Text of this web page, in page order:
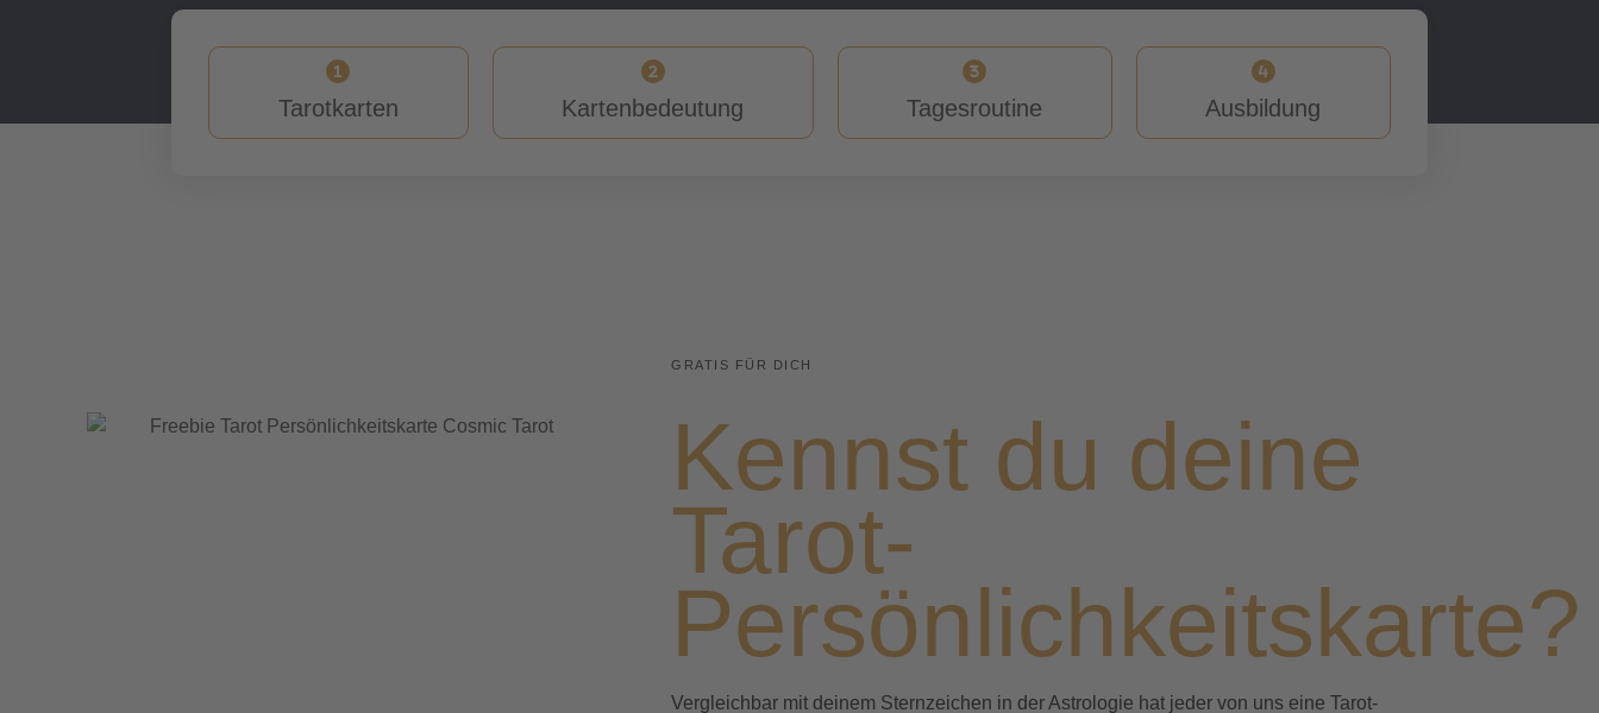
Tarotkarten Kartenbedeutung Tagesroutine Ausbildung
GRATIS FÜR DICH
Kennst du deine
Tarot-
Persönlichkeitskarte?
Vergleichbar mit deinem Sternzeichen in der Astrologie hat jeder von uns eine Tarot-